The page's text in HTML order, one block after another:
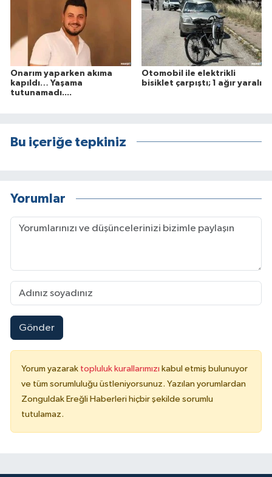
Onarım yaparken akıma
kapıldı… Yaşama
tutunamadı....
Otomobil ile elektrikli
bisiklet çarpıştı; 1 ağır yaralı
Bu içeriğe tepkiniz
Yorumlar
Gönder
Yorum yazarak topluluk kurallarımızı kabul etmiş bulunuyor
ve tüm sorumluluğu üstleniyorsunuz. Yazılan yorumlardan
Zonguldak Ereğli Haberleri hiçbir şekilde sorumlu
tutulamaz.